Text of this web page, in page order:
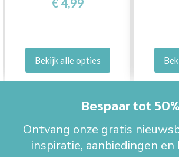
Bekijk alle opties
Bespaar tot
Ontvang onze gratis
inspiratie, aanbiedingen